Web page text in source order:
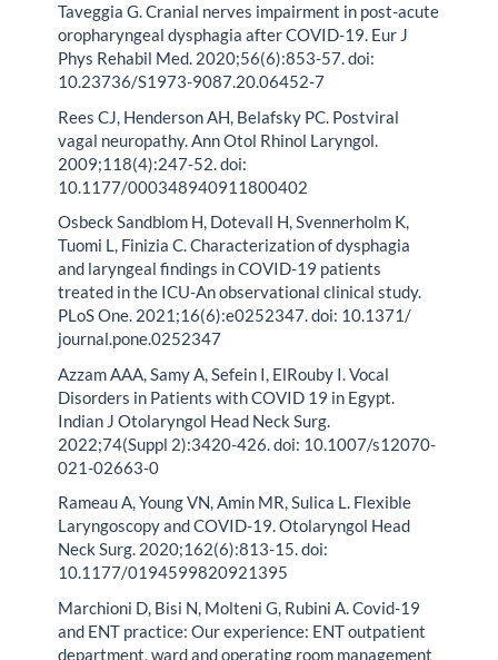
Taveggia G. Cranial nerves impairment in post-acute
oropharyngeal dysphagia after COVID-19. Eur J
Phys Rehabil Med. 2020;56(6):853-57. doi:
10.23736/S1973-9087.20.06452-7
Rees CJ, Henderson AH, Belafsky PC. Postviral
vagal neuropathy. Ann Otol Rhinol Laryngol.
2009;118(4):247-52. doi:
10.1177/000348940911800402
Osbeck Sandblom H, Dotevall H, Svennerholm K,
Tuomi L, Finizia C. Characterization of dysphagia
and laryngeal findings in COVID-19 patients
treated in the ICU-An observational clinical study.
PLoS One. 2021;16(6):e0252347. doi: 10.1371/
journal.pone.0252347
Azzam AAA, Samy A, Sefein I, ElRouby I. Vocal
Disorders in Patients with COVID 19 in Egypt.
Indian J Otolaryngol Head Neck Surg.
2022;74(Suppl 2):3420-426. doi: 10.1007/s12070-
021-02663-0
Rameau A, Young VN, Amin MR, Sulica L. Flexible
Laryngoscopy and COVID-19. Otolaryngol Head
Neck Surg. 2020;162(6):813-15. doi:
10.1177/0194599820921395
Marchioni D, Bisi N, Molteni G, Rubini A. Covid-19
and ENT practice: Our experience: ENT outpatient
department, ward and operating room management